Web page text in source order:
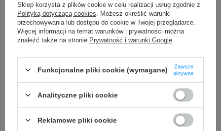
Kompatybilne urządzenia
Drukarki GoDEX Drukarki Zebra
oraz do innych drukarek termotransferowych
Sklep korzysta z plików cookie w celu realizacji usług zgodnie z
Polityką dotyczącą cookies . Możesz określić warunki
przechowywania lub dostępu do cookie w Twojej przeglądarce.
Więcej informacji na temat warunków i prywatności można
znaleźć także na stronie Prywatność i warunki Google
Funkcjonalne pliki cookie (wymagane)
Zawsze
aktywne
Analityczne pliki cookie
Reklamowe pliki cookie